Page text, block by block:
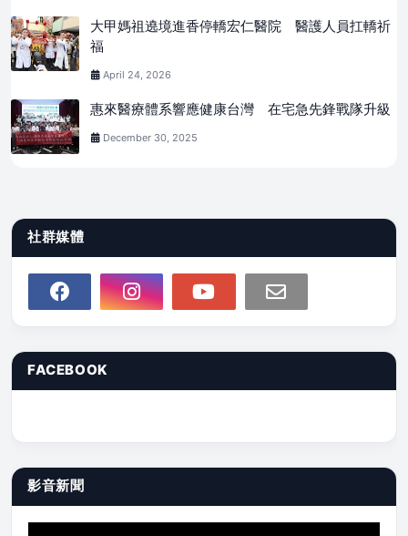
大甲媽祖遶境進香停轎宏仁醫院 醫護人員扛轎祈
福
April 24, 2026
惠來醫療體系響應健康台灣 在宅急先鋒戰隊升級
December 30, 2025
社群媒體
FACEBOOK
影音新聞